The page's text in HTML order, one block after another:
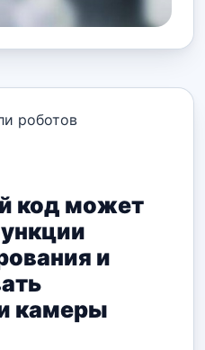
роботов
код может
и
камеры